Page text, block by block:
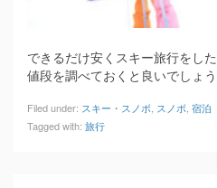
できるだけ安くスキー旅行をし
値段を調べておくと良いでしょう
Filed under: スキー・スノボ スノボ 宿泊
Tagged with: 旅行